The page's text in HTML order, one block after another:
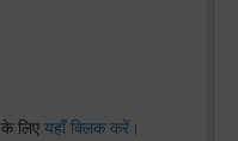
लिए यहाँ क्लिक करें।